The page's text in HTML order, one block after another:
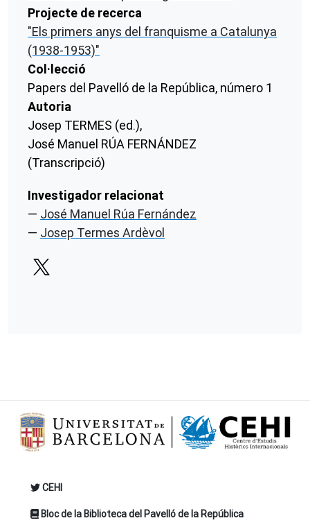
Projecte de recerca
"Els primers anys del franquisme a Catalunya
(1938-1953)"
Col·lecció
Papers del Pavelló de la República, número 1
Autoria
Josep TERMES (ed.)
José Manuel RÚA FERNÁNDEZ
(Transcripció)
Investigador relacionat
José Manuel Rúa Fernández
Josep Termes Ardèvol
CEHI
Bloc de la Biblioteca del Pavelló de la República